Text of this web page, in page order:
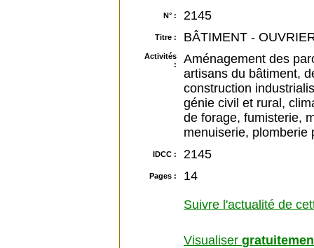
N° : 2145
Titre : BÂTIMENT -
Activités
:
Aménagement des
artisans du bâtiment,
construction
génie civil et rural,
de forage, fumisterie,
menuiserie, plomberie
IDCC : 2145
Pages : 14
Suivre l'actualité de
Visualiser